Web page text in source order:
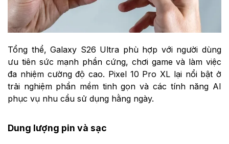
Tổng thể, Galaxy S26 Ultra phù hợp với người dùng
ưu tiên sức mạnh phần cứng, chơi game và làm việc
đa nhiệm cường độ cao. Pixel 10 Pro XL lại nổi bật ở
trải nghiệm phần mềm tinh gọn và các tính năng AI
phục vụ nhu cầu sử dụng hằng ngày.
Dung lượng pin và sạc